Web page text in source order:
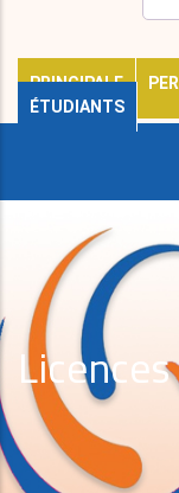
PRINCIPALE
ÉTUDIANTS